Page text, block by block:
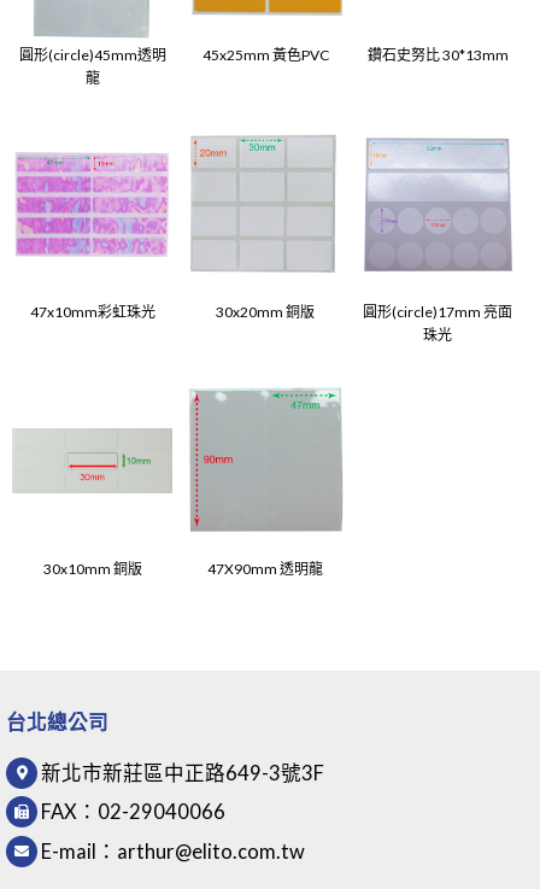
圓形(circle)45mm透明
龍
45x25mm 黃色PVC 鑽石史努比 30*13mm
47x10mm彩虹珠光 30x20mm 銅版
圓形(circle)17mm 亮面
珠光
30x10mm 銅版 47X90mm 透明龍
台北總公司
新北市新莊區中正路649-3號3F
FAX： 02-29040066
E-mail： arthur@elito.com.tw